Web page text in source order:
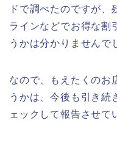
ドで調べたのですが、
ラインなどでお得な割
うかは分かりませんで
なので、もえたくのお
うかは、今後も引き続
ェックして報告させて